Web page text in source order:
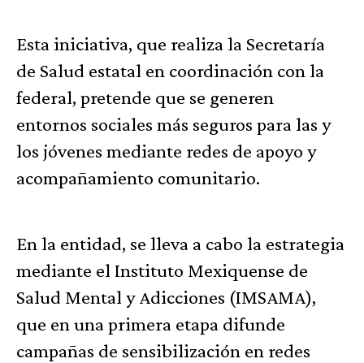
Esta iniciativa, que realiza la Secretaría
de Salud estatal en coordinación con la
federal, pretende que se generen
entornos sociales más seguros para las y
los jóvenes mediante redes de apoyo y
acompañamiento comunitario.
En la entidad, se lleva a cabo la estrategia
mediante el Instituto Mexiquense de
Salud Mental y Adicciones (IMSAMA),
que en una primera etapa difunde
campañas de sensibilización en redes